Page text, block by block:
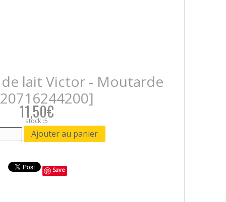
lait Victor - Moutarde
11,50€
stock :5
Save